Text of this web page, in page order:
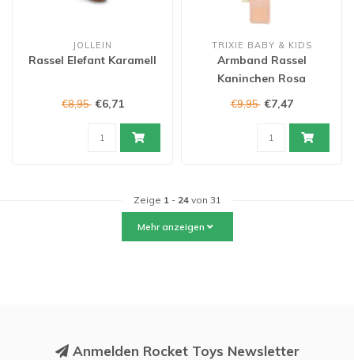
JOLLEIN
Rassel Elefant Karamell
€8,95 €6,71
TRIXIE BABY & KIDS
Armband Rassel
Kaninchen Rosa
€9,95 €7,47
Zeige 1- 24von 31
Mehr anzeigen
Anmelden Rocket Toys Newsletter